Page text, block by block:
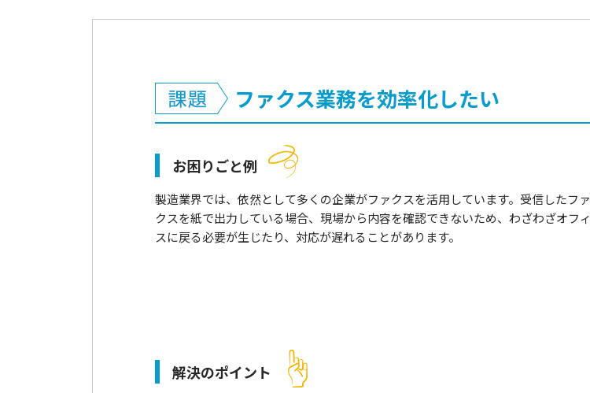
ファクス業務を効率化したい
お困りごと例
製造業界では、依然として多くの企業がファクスを活用しています。受信したファ
クスを紙で出力している場合、現場から内容を確認できないため、わざわざオフィ
スに戻る必要が生じたり、対応が遅れることがあります。
解決のポイント